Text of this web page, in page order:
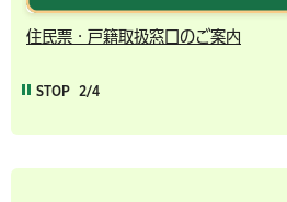
住民票・戸籍取扱窓口のご案内
STOP 2/4